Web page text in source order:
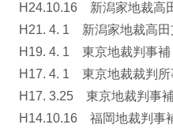
H24.10.16 新潟家地裁高
H21. 4. 1 新潟家地裁高田
H19. 4. 1 東京地裁判事補
H17. 4. 1 東京地裁裁判所
H17. 3.25 東京地裁判事補
H14.10.16 福岡地裁判事